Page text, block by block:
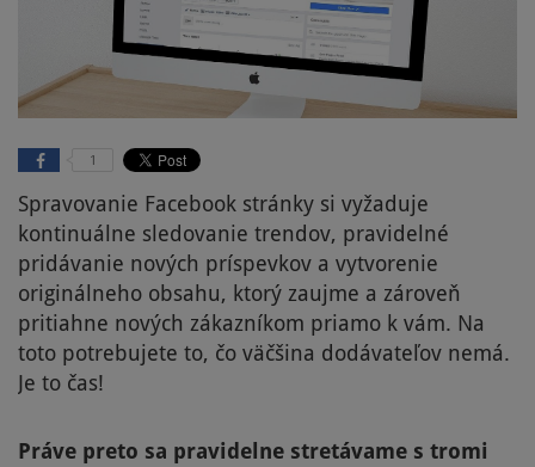
1
Spravovanie Facebook stránky si vyžaduje
kontinuálne sledovanie trendov, pravidelné
pridávanie nových príspevkov a vytvorenie
originálneho obsahu, ktorý zaujme a zároveň
pritiahne nových zákazníkom priamo k vám. Na
toto potrebujete to, čo väčšina dodávateľov nemá.
Je to čas!
Práve preto sa pravidelne stretávame s tromi